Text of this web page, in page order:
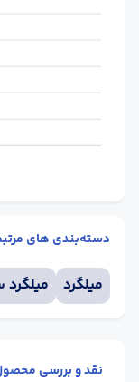
دسته‌بندی های
میلگرد میلگرد
نقد و بررسی